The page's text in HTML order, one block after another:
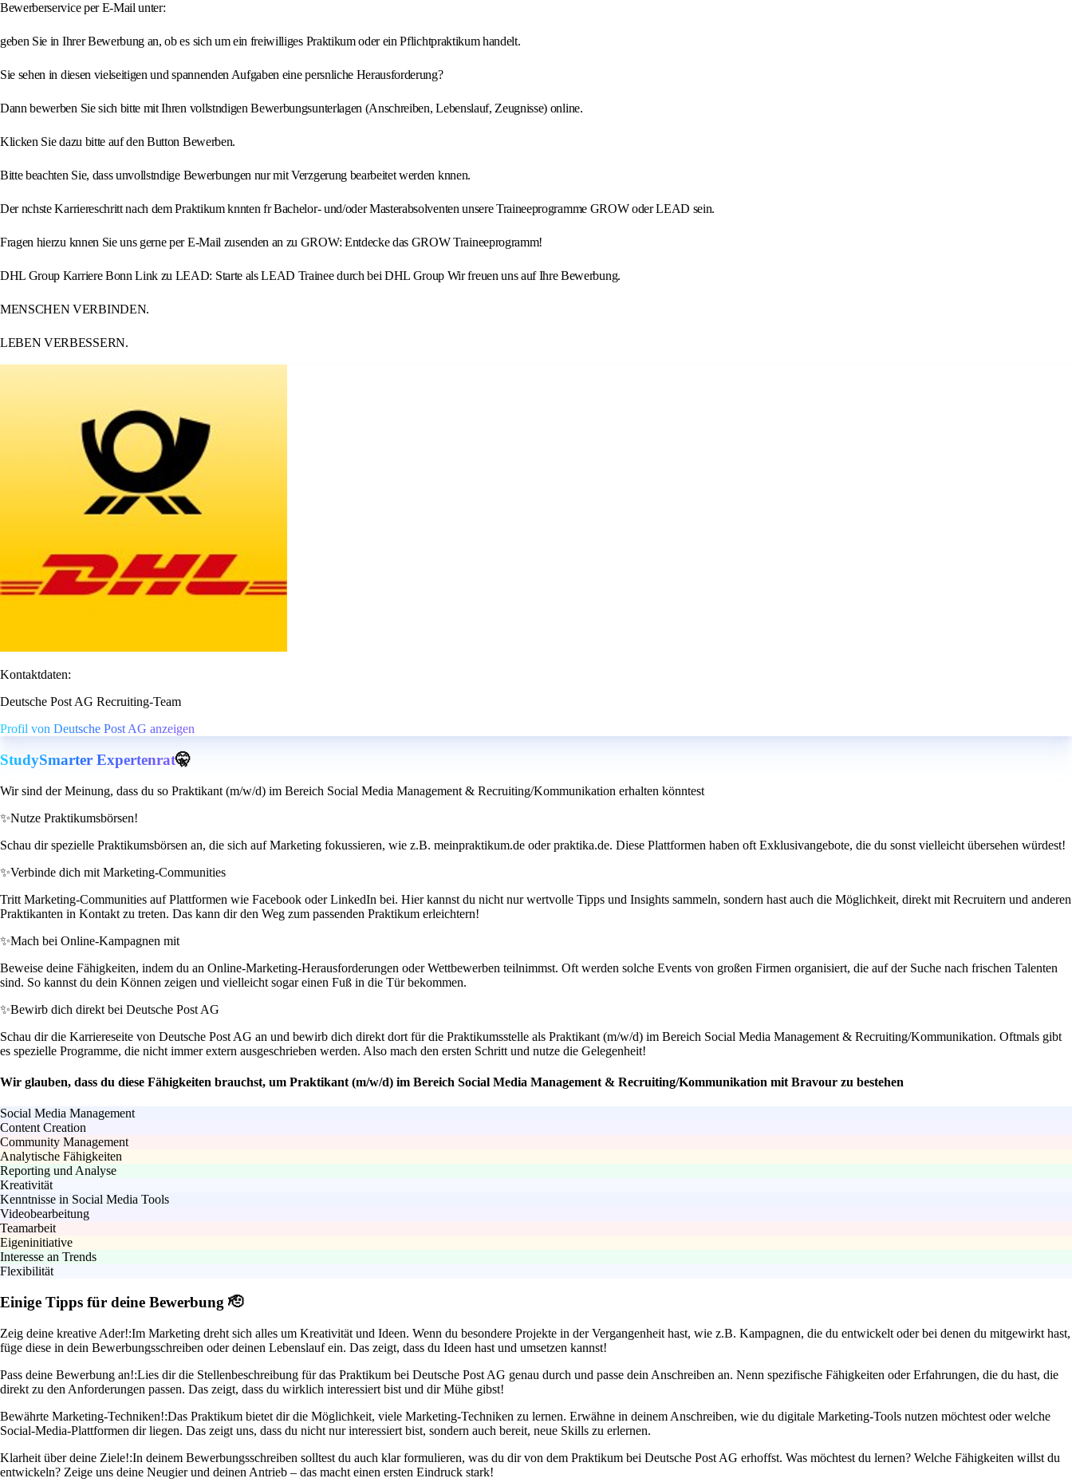
Bewerberservice per E-Mail unter:
geben Sie in Ihrer Bewerbung an, ob es sich um ein freiwilliges Praktikum oder ein Pflichtpraktikum handelt.
Sie sehen in diesen vielseitigen und spannenden Aufgaben eine persnliche Herausforderung?
Dann bewerben Sie sich bitte mit Ihren vollstndigen Bewerbungsunterlagen (Anschreiben, Lebenslauf, Zeugnisse) online.
Klicken Sie dazu bitte auf den Button Bewerben.
Bitte beachten Sie, dass unvollstndige Bewerbungen nur mit Verzgerung bearbeitet werden knnen.
Der nchste Karriereschritt nach dem Praktikum knnten fr Bachelor- und/oder Masterabsolventen unsere Traineeprogramme GROW oder LEAD sein.
Fragen hierzu knnen Sie uns gerne per E-Mail zusenden an zu GROW: Entdecke das GROW Traineeprogramm!
DHL Group Karriere Bonn Link zu LEAD: Starte als LEAD Trainee durch bei DHL Group Wir freuen uns auf Ihre Bewerbung.
MENSCHEN VERBINDEN.
LEBEN VERBESSERN.
Kontaktdaten:
Deutsche Post AG Recruiting-Team
Profil von Deutsche Post AG anzeigen
StudySmarter Expertenrat🤫
Wir sind der Meinung, dass du so Praktikant (m/w/d) im Bereich Social Media Management & Recruiting/Kommunikation erhalten könntest
✨Nutze Praktikumsbörsen!
Schau dir spezielle Praktikumsbörsen an, die sich auf Marketing fokussieren, wie z.B. meinpraktikum.de oder praktika.de. Diese Plattformen haben oft Exklusivangebote, die du sonst vielleicht übersehen würdest!
✨Verbinde dich mit Marketing-Communities
Tritt Marketing-Communities auf Plattformen wie Facebook oder LinkedIn bei. Hier kannst du nicht nur wertvolle Tipps und Insights sammeln, sondern hast auch die Möglichkeit, direkt mit Recruitern und anderen
Praktikanten in Kontakt zu treten. Das kann dir den Weg zum passenden Praktikum erleichtern!
✨Mach bei Online-Kampagnen mit
Beweise deine Fähigkeiten, indem du an Online-Marketing-Herausforderungen oder Wettbewerben teilnimmst. Oft werden solche Events von großen Firmen organisiert, die auf der Suche nach frischen Talenten
sind. So kannst du dein Können zeigen und vielleicht sogar einen Fuß in die Tür bekommen.
✨Bewirb dich direkt bei Deutsche Post AG
Schau dir die Karriereseite von Deutsche Post AG an und bewirb dich direkt dort für die Praktikumsstelle als Praktikant (m/w/d) im Bereich Social Media Management & Recruiting/Kommunikation. Oftmals gibt
es spezielle Programme, die nicht immer extern ausgeschrieben werden. Also mach den ersten Schritt und nutze die Gelegenheit!
Wir glauben, dass du diese Fähigkeiten brauchst, um Praktikant (m/w/d) im Bereich Social Media Management & Recruiting/Kommunikation mit Bravour zu bestehen
Social Media Management
Content Creation
Community Management
Analytische Fähigkeiten
Reporting und Analyse
Kreativität
Kenntnisse in Social Media Tools
Videobearbeitung
Teamarbeit
Eigeninitiative
Interesse an Trends
Flexibilität
Einige Tipps für deine Bewerbung 🫡
Zeig deine kreative Ader!:Im Marketing dreht sich alles um Kreativität und Ideen. Wenn du besondere Projekte in der Vergangenheit hast, wie z.B. Kampagnen, die du entwickelt oder bei denen du mitgewirkt hast,
füge diese in dein Bewerbungsschreiben oder deinen Lebenslauf ein. Das zeigt, dass du Ideen hast und umsetzen kannst!
Pass deine Bewerbung an!:Lies dir die Stellenbeschreibung für das Praktikum bei Deutsche Post AG genau durch und passe dein Anschreiben an. Nenn spezifische Fähigkeiten oder Erfahrungen, die du hast, die
direkt zu den Anforderungen passen. Das zeigt, dass du wirklich interessiert bist und dir Mühe gibst!
Bewährte Marketing-Techniken!:Das Praktikum bietet dir die Möglichkeit, viele Marketing-Techniken zu lernen. Erwähne in deinem Anschreiben, wie du digitale Marketing-Tools nutzen möchtest oder welche
Social-Media-Plattformen dir liegen. Das zeigt uns, dass du nicht nur interessiert bist, sondern auch bereit, neue Skills zu erlernen.
Klarheit über deine Ziele!:In deinem Bewerbungsschreiben solltest du auch klar formulieren, was du dir von dem Praktikum bei Deutsche Post AG erhoffst. Was möchtest du lernen? Welche Fähigkeiten willst du
entwickeln? Zeige uns deine Neugier und deinen Antrieb – das macht einen ersten Eindruck stark!